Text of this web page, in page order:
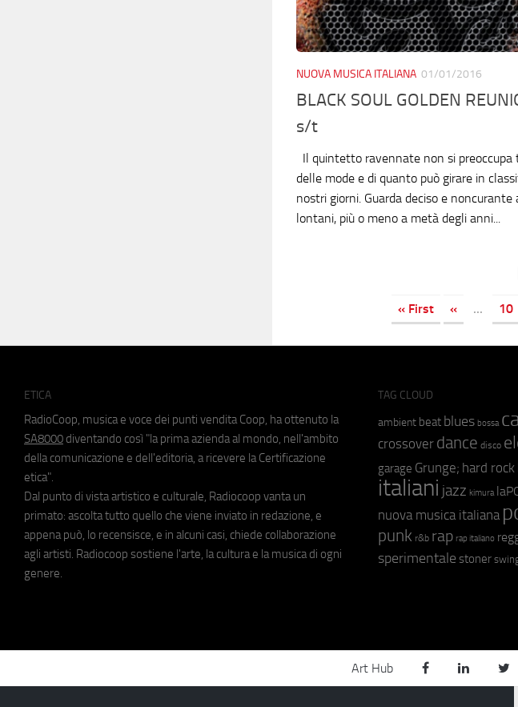
NUOVA MUSICA ITALIANA 01/01/2016
BLACK SOUL GOLDEN
s/t
Il quintetto ravennate non si preoccupa
delle mode e di quanto può girare in
nostri giorni. Guarda deciso e noncurante
lontani, più o meno a metà degli anni...
« First « ... 10
ETICA
RadioCoop, musica e voce dei punti vendita Coop, ha ottenuto la
SA8000 diventando così "la prima azienda al mondo, nell'ambito
della comunicazione e dell'editoria, a ricevere la Certificazione
etica".
Dal punto di vista artistico e culturale, Radiocoop vanta un
primato: ascolta tutto quello che viene inviato in redazione, e
appena può, lo recensisce, e in alcuni casi, chiede collaborazione
agli artisti. Radiocoop sostiene l'arte, la cultura e la musica di ogni
genere.
TAG CLOUD
ambient beat blues bossa
crossover dance disco
garage Grunge; hard rock
italiani jazz kimura
nuova musica italiana
punk r&b rap rap italiano
sperimentale stoner
Art Hub